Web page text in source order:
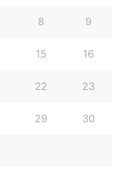
8 9
15 16
22 23
29 30